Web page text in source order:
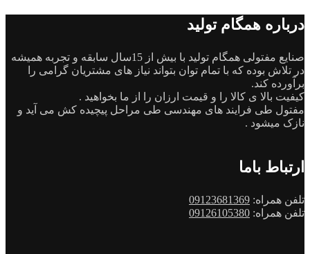
درباره همگام تولید
صنایع مفتولی همگام تولید با بیش از 15سال سابقه و تجربه همیشه
در تلاش بوده که با تمام توان بتواند نیاز های مشتریان گرامی را
برآورده کند.
کیفیت بالا ی کالا را و قیمت ارزان را از ما بخواهید .
مفتول طی فرایند های مهندسی طی مراحل پیچیده کش می آید و
نازک میشود .
ارتباط باما
تلفن همراه: 09123681369
تلفن همراه: 09126105380